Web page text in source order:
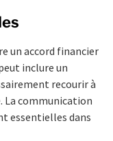
un accord financier
inclure un
recourir à
La communication
essentielles dans